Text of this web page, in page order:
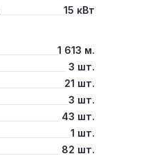
15 кВт
1 613 м.
3 шт.
21 шт.
43 шт.
3 шт.
1 шт.
82 шт.